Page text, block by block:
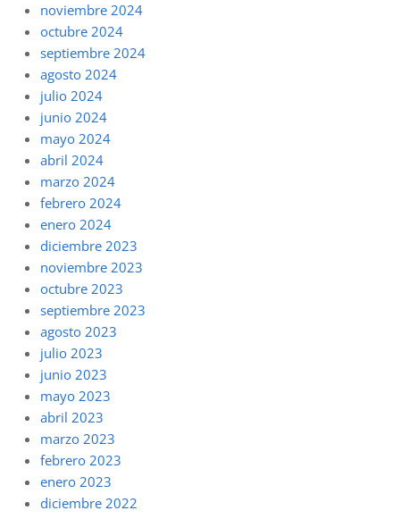
noviembre 2024
octubre 2024
septiembre 2024
agosto 2024
julio 2024
junio 2024
mayo 2024
abril 2024
marzo 2024
febrero 2024
enero 2024
diciembre 2023
noviembre 2023
octubre 2023
septiembre 2023
agosto 2023
julio 2023
junio 2023
mayo 2023
abril 2023
marzo 2023
febrero 2023
enero 2023
diciembre 2022